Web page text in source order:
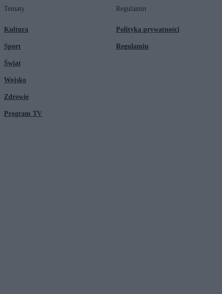
Tematy
Kultura
Sport
Świat
Wojsko
Zdrowie
Program TV
Regulamin
Polityka prywatności
Regulamin